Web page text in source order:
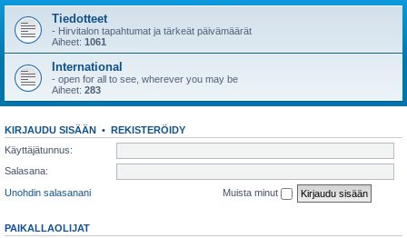
i
Tiedotteet
- Hirvitalon tapahtumat ja tärkeät päivämäärät
Aiheet: 1061
International
- open for all to see, wherever you may be
Aiheet: 283
KIRJAUDU SISÄÄN • REKISTERÖIDY
Käyttäjätunnus:
Salasana:
Unohdin salasanani
Muista minut
PAIKALLAOLIJAT